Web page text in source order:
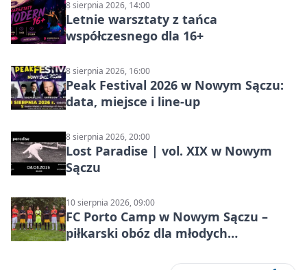
8 sierpnia 2026, 14:00
Letnie warsztaty z tańca
współczesnego dla 16+
8 sierpnia 2026, 16:00
Peak Festival 2026 w Nowym Sączu:
data, miejsce i line-up
8 sierpnia 2026, 20:00
Lost Paradise | vol. XIX w Nowym
Sączu
10 sierpnia 2026, 09:00
FC Porto Camp w Nowym Sączu –
piłkarski obóz dla młodych